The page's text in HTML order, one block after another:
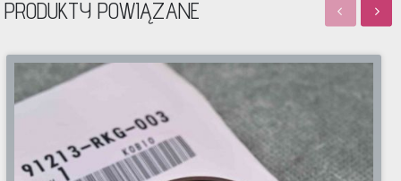
PRODUKTY POWIĄZANE